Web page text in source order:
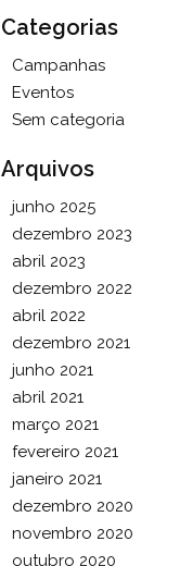
Categorias
Campanhas
Eventos
Sem categoria
Arquivos
junho 2025
dezembro 2023
abril 2023
dezembro 2022
abril 2022
dezembro 2021
junho 2021
abril 2021
março 2021
fevereiro 2021
janeiro 2021
dezembro 2020
novembro 2020
outubro 2020